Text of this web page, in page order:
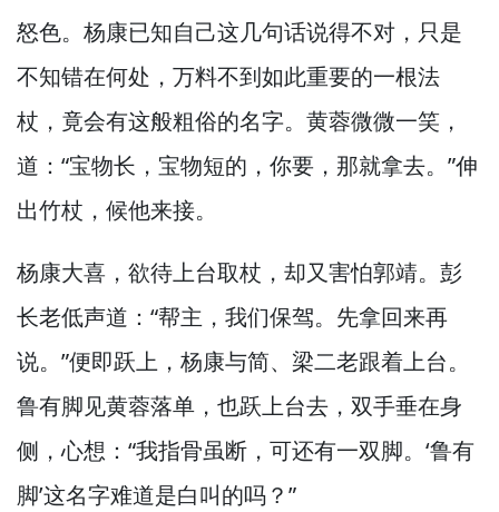
怒色。 杨康已知自己这几句话说得不对， 只是
不知错在何处， 万料不到如此重要的一根法
杖， 竟会有这般粗俗的名字。 黄蓉微微一笑，
道：“宝物长， 宝物短的， 你要， 那就拿去。”伸
出竹杖， 候他来接。
杨康大喜， 欲待上台取杖， 却又害怕郭靖。 彭
长老低声道：“帮主， 我们保驾。 先拿回来再
说。”便即跃上， 杨康与简、梁二老跟着上台。
鲁有脚见黄蓉落单， 也跃上台去， 双手垂在身
侧，心想：“我指骨虽断， 可还有一双脚。 ‘鲁有
脚’这名字难道是白叫的吗？”